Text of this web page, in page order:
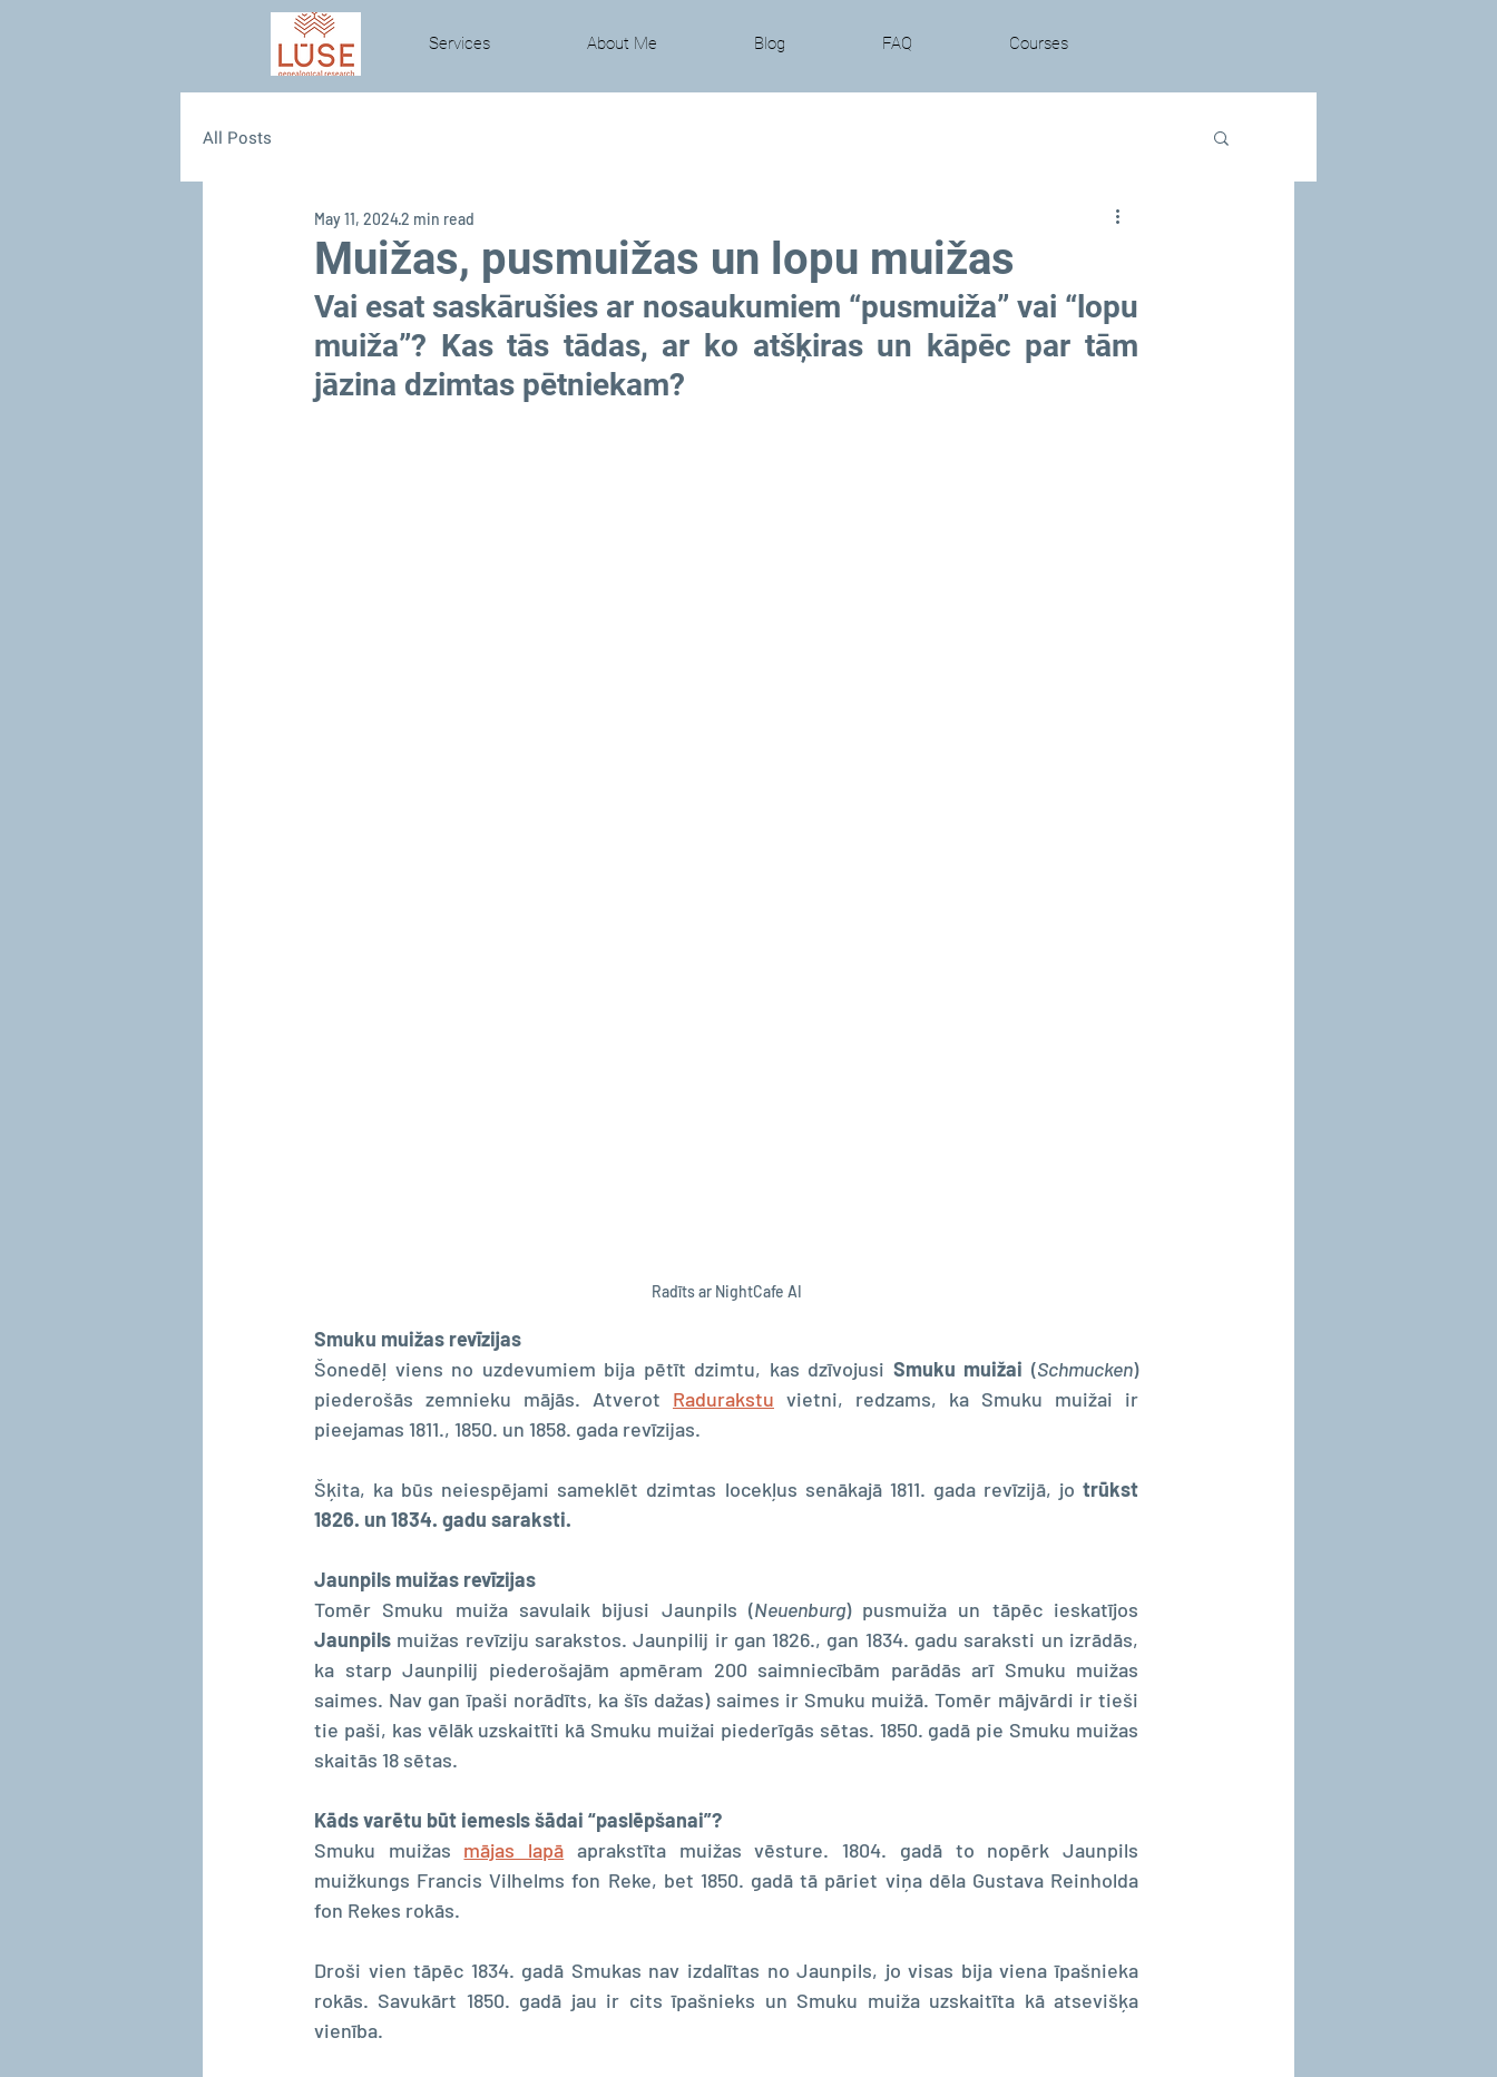
Services About Me Blog FAQ Courses
All Posts
Muižas, pusmuižas un lopu muižas
May 11, 20242 min read
Vai esat saskārušies ar nosaukumiem “pusmuiža” vai “lopu
muiža”? Kas tās tādas, ar ko atšķiras un kāpēc par tām
jāzina dzimtas pētniekam?
Radīts ar NightCafe AI
Smuku muižas revīzijas
Šonedēļ viens no uzdevumiem bija pētīt dzimtu, kas dzīvojusi Smuku muižai (Schmucken)
piederošās zemnieku mājās. Atverot Radurakstu vietni, redzams, ka Smuku muižai ir
pieejamas 1811., 1850. un 1858. gada revīzijas.
Šķita, ka būs neiespējami sameklēt dzimtas locekļus senākajā 1811. gada revīzijā, jo trūkst
1826. un 1834. gadu saraksti.
Jaunpils muižas revīzijas
Tomēr Smuku muiža savulaik bijusi Jaunpils (Neuenburg
Jaunpils muižas revīziju sarakstos. Jaunpilij ir gan 1826., gan 1834. gadu saraksti un izrādās,
ka starp Jaunpilij piederošajām apmēram 200 saimniecībām parādās arī Smuku muižas
saimes. Nav gan īpaši norādīts, ka šīs dažas) saimes ir Smuku muižā. Tomēr mājvārdi ir tieši
tie paši, kas vēlāk uzskaitīti kā Smuku muižai piederīgās sētas. 1850. gadā pie Smuku muižas
skaitās 18 sētas.
Kāds varētu būt iemesls šādai “paslēpšanai”?
Smuku muižas mājas lapā aprakstīta muižas vēsture. 1804. gadā to nopērk Jaunpils
muižkungs Francis Vilhelms fon Reke, bet 1850. gadā tā pāriet viņa dēla Gustava Reinholda
fon Rekes rokās.
Droši vien tāpēc 1834. gadā Smukas nav izdalītas no Jaunpils, jo visas bija viena īpašnieka
rokās. Savukārt 1850. gadā jau ir cits īpašnieks un Smuku muiža uzskaitīta kā atsevišķa
vienība.